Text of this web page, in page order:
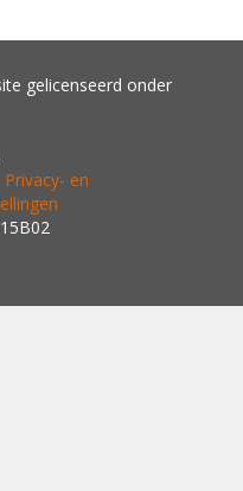
gelicenseerd onder
Privacy- en